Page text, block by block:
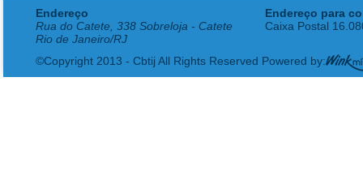
Endereço
Rua do Catete, 338 Sobreloja - Catete
Rio de Janeiro/RJ
Endereço para
Caixa Postal
©Copyright 2013 - Cbtij All Rights Reserved Powered by: